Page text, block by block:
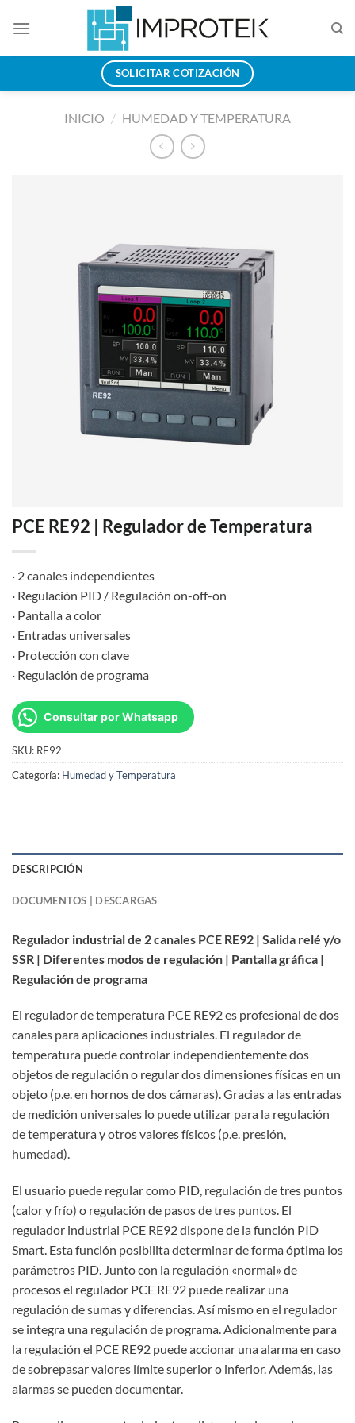
SOLICITAR COTIZACIÓN
INICIO / HUMEDAD Y TEMPERATURA
PCE RE92 | Regulador de Temperatura
· 2 canales independientes
· Regulación PID / Regulación on-off-on
· Pantalla a color
· Entradas universales
· Protección con clave
· Regulación de programa
Consultar por Whatsapp
SKU: RE92
Categoría: Humedad y Temperatura
DESCRIPCIÓN
DOCUMENTOS | DESCARGAS
Regulador industrial de 2 canales PCE RE92 | Salida relé y/o
SSR | Diferentes modos de regulación | Pantalla gráfica |
Regulación de programa
El regulador de temperatura PCE RE92 es profesional de dos
canales para aplicaciones industriales. El regulador de
temperatura puede controlar independientemente dos
objetos de regulación o regular dos dimensiones físicas en un
objeto (p.e. en hornos de dos cámaras). Gracias a las entradas
de medición universales lo puede utilizar para la regulación
de temperatura y otros valores físicos (p.e. presión,
humedad).
El usuario puede regular como PID, regulación de tres puntos
(calor y frío) o regulación de pasos de tres puntos. El
regulador industrial PCE RE92 dispone de la función PID
Smart. Esta función posibilita determinar de forma óptima los
parámetros PID. Junto con la regulación «normal» de
procesos el regulador PCE RE92 puede realizar una
regulación de sumas y diferencias. Así mismo en el regulador
se integra una regulación de programa. Adicionalmente para
la regulación el PCE RE92 puede accionar una alarma en caso
de sobrepasar valores límite superior o inferior. Además, las
alarmas se pueden documentar.